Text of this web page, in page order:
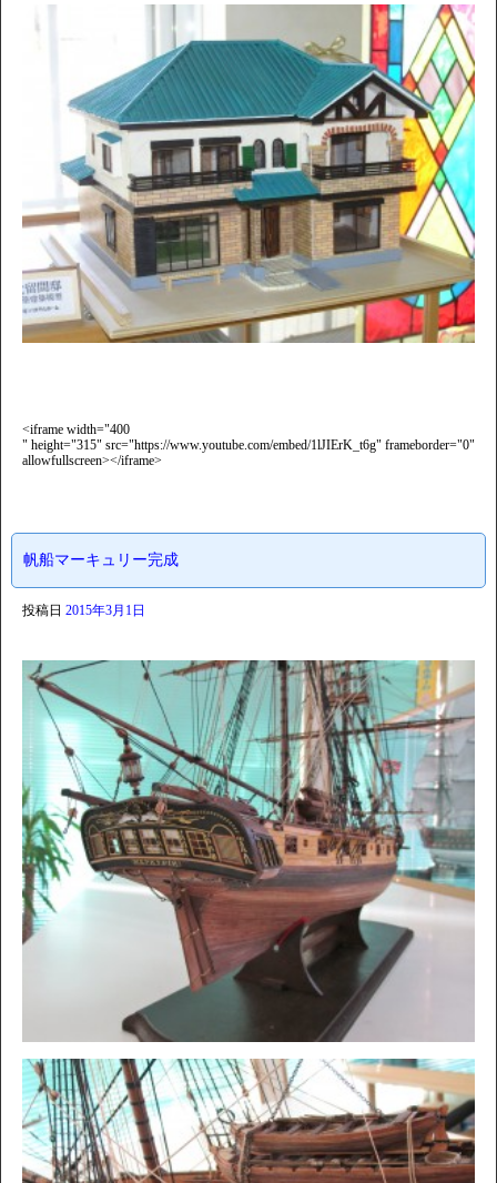
<iframe width="400
" height="315" src="https://www.youtube.com/embed/1lJIErK_t6g" frameborder="0"
allowfullscreen></iframe>
帆船マーキュリー完成
投稿日 2015年3月1日